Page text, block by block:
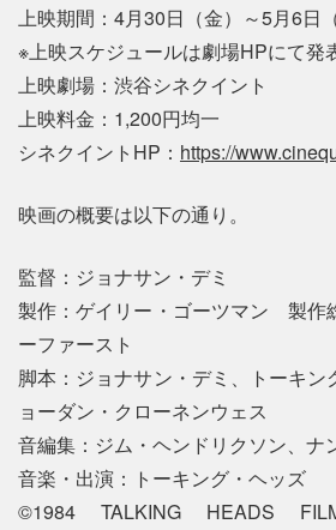
上映期間：4月30日（金）～5月6日
※上映スケジュールは劇場HPにて発
上映劇場：渋谷シネクイント
上映料金：1,200円均一
シネクイントHP： https://
映画の概要は以下の通り。
監督：ジョナサン・デミ
製作：ゲイリー・ゴーツマン 製作
ーファースト
脚本：ジョナサン・デミ、トーキ
ョーダン・クローネンウェス
音編集：ジム・ヘンドリクソン、ナ
音楽・出演：トーキング・ヘッズ
©1984 TALKING HEADS